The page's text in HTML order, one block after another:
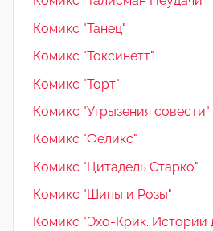
Комикс "Танец"
Комикс "Токсинетт"
Комикс "Торт"
Комикс "Угрызения совести"
Комикс "Феликс"
Комикс "Цитадель Старко"
Комикс "Шипы и Розы"
Комикс "Эхо-Крик. Истории